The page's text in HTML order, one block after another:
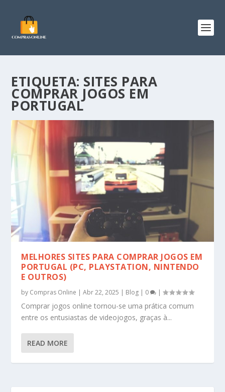
ETIQUETA: SITES PARA
COMPRAR JOGOS EM
PORTUGAL
MELHORES SITES PARA COMPRAR JOGOS EM
PORTUGAL (PC, PLAYSTATION, NINTENDO
E OUTROS)
by Compras Online |Abr 22, 2025 | Blog | 0 |
Comprar jogos online tornou-se uma prática comum
entre os entusiastas de videojogos, graças à...
READ MORE